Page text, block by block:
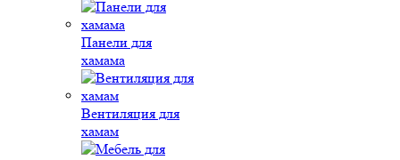
Панели для
хамама
Вентиляция для
хамам